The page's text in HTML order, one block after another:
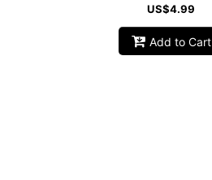
US$4.99
Add to Cart